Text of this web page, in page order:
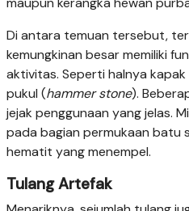
Di antara temuan tersebut,
kemungkinan besar memiliki
aktivitas. Seperti halnya
pukul (hammer stone).
jejak penggunaan yang jelas.
pada bagian permukaan batu
hematit yang menempel.
Tulang Artefak